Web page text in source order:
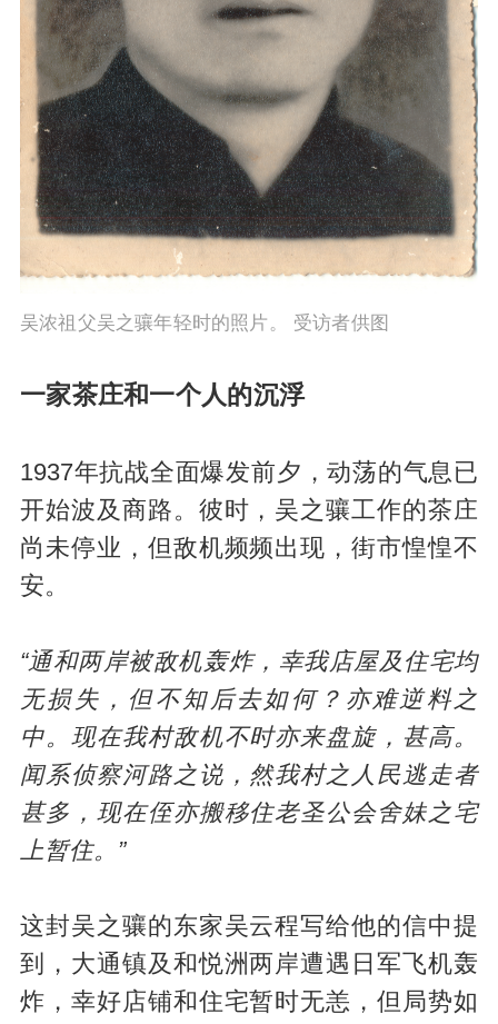
吴浓祖父吴之骧年轻时的照片。 受访者供图
一家茶庄和一个人的沉浮
1937年抗战全面爆发前夕，动荡的气息已
开始波及商路。彼时，吴之骧工作的茶庄
尚未停业，但敌机频频出现，街市惶惶不
安。
“通和两岸被敌机轰炸，幸我店屋及住宅均
无损失，但不知后去如何？亦难逆料之
中。现在我村敌机不时亦来盘旋，甚高。
闻系侦察河路之说，然我村之人民逃走者
甚多，现在侄亦搬移住老圣公会舍妹之宅
上暂住。”
这封吴之骧的东家吴云程写给他的信中提
到，大通镇及和悦洲两岸遭遇日军飞机轰
炸，幸好店铺和住宅暂时无恙，但局势如